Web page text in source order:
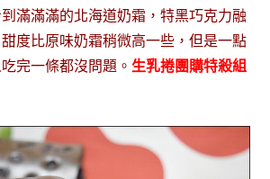
滿滿滿的北海道奶霜，特黑巧克力融
度比原味奶霜稍微高一些，但是一點
完一條都沒問題。生乳捲團購特殺組